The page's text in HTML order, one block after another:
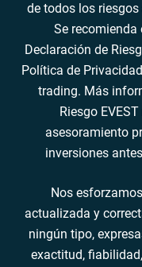
de todos los
Se recomienda
Declaración de
Política de
trading. Más
Riesgo
asesoramiento
inversiones
Nos
actualizada y
ningún tipo,
exactitud,